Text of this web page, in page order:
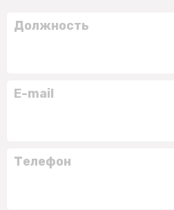
Должность
E-mail
Телефон